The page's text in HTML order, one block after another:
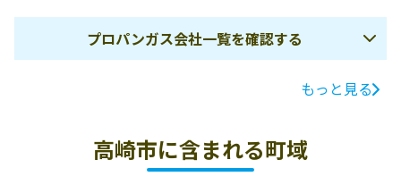
プロパンガス会社一覧を確認する
電話番号
八島町104高崎ｾﾝ
ﾄﾗﾙﾋﾞﾙ5F
もっと見る
高崎市に含まれる町域